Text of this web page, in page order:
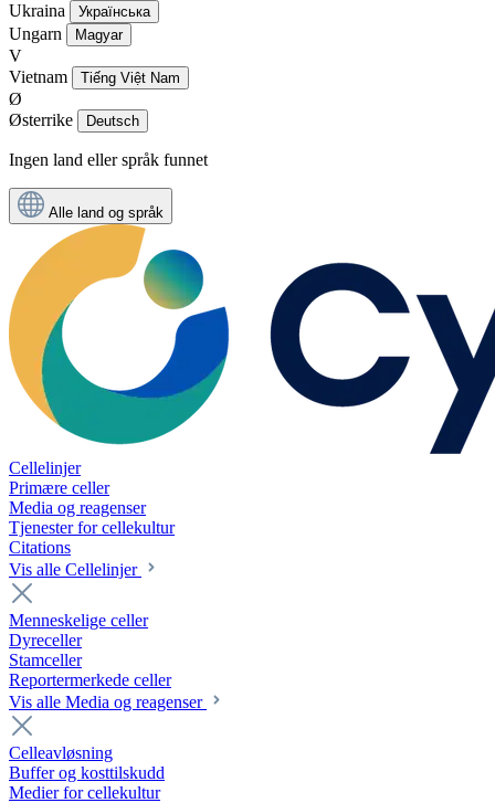
Ukraina
Українська
Ungarn Magyar
V
Vietnam
Tiếng Việt Nam
Ø
Østerrike
Deutsch
Ingen land eller språk funnet
Alle land og språk
Cellelinjer
Primære celler
Media og reagenser
Tjenester for cellekultur
Citations
Vis alle Cellelinjer
Menneskelige celler
Dyreceller
Stamceller
Reportermerkede celler
Vis alle Media og reagenser
Celleavløsning
Buffer og kosttilskudd
Medier for cellekultur